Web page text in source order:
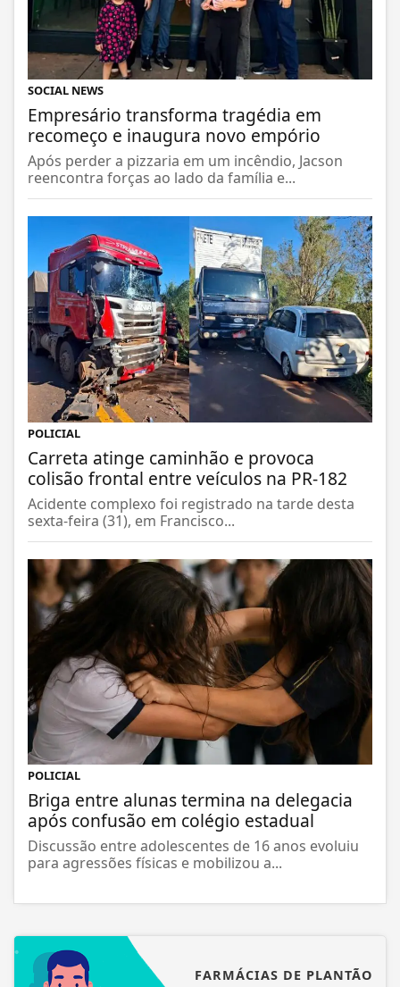
SOCIAL NEWS
Empresário transforma tragédia em
recomeço e inaugura novo empório
Após perder a pizzaria em um incêndio, Jacson
reencontra forças ao lado da família e...
POLICIAL
Carreta atinge caminhão e provoca
colisão frontal entre veículos na PR-182
Acidente complexo foi registrado na tarde desta
sexta-feira (31), em Francisco...
POLICIAL
Briga entre alunas termina na delegacia
após confusão em colégio estadual
Discussão entre adolescentes de 16 anos evoluiu
para agressões físicas e mobilizou a...
FARMÁCIAS DE PLANTÃO